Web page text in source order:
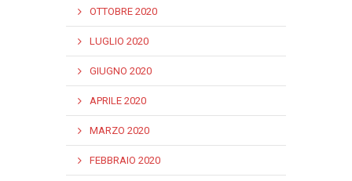
OTTOBRE 2020
LUGLIO 2020
GIUGNO 2020
APRILE 2020
MARZO 2020
FEBBRAIO 2020